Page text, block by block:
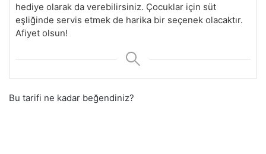
hediye olarak da verebilirsiniz. Çocuklar için süt
eşliğinde servis etmek de harika bir seçenek olacaktır.
Afiyet olsun!
Bu tarifi ne kadar beğendiniz?